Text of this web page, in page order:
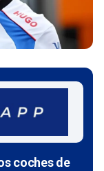
coches de